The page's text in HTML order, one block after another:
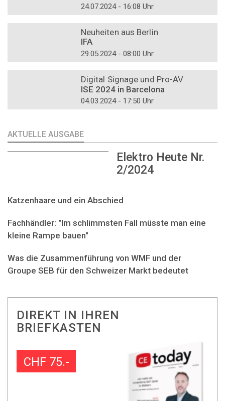
24.07.2024 - 16:08 Uhr
Neuheiten aus Berlin
IFA
29.05.2024 - 08:00 Uhr
Digital Signage und Pro-AV
ISE 2024 in Barcelona
04.03.2024 - 17:50 Uhr
AKTUELLE AUSGABE
Elektro Heute Nr.
2/2024
Katzenhaare und ein Abschied
Fachhändler: "Im schlimmsten Fall müsste man eine
kleine Rampe bauen"
Was die Zusammenführung von WMF und der
Groupe SEB für den Schweizer Markt bedeutet
DIREKT IN IHREN
BRIEFKASTEN
CHF 75.-